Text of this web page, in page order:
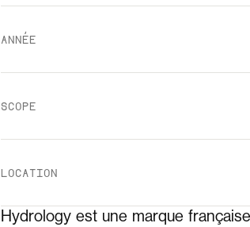
ANNÉE
SCOPE
LOCATION
Hydrology est une marque